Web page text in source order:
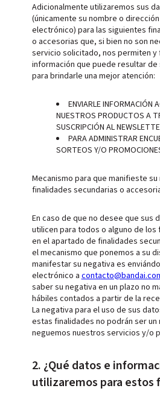
Adicionalmente utilizaremos sus
(únicamente su nombre o
electrónico) para las siguientes
o accesorias que, si bien no son
servicio solicitado, nos permiten y
información que puede resultar
para brindarle una mejor atención:
ENVIARLE INFORMACIÓN
NUESTROS PRODUCTOS A
SUSCRIPCIÓN AL
PARA ADMINISTRAR
SORTEOS Y/O
Mecanismo para que manifieste
finalidades secundarias o
En caso de que no desee que sus
utilicen para todos o alguno de los
en el apartado de finalidades
el mecanismo que ponemos a su
manifestar su negativa es
electrónico a
saber su negativa en un plazo no
hábiles contados a partir de la
La negativa para el uso de sus
estas finalidades no podrán ser
neguemos nuestros servicios y/o
2. ¿Qué datos e
utilizaremos para estos